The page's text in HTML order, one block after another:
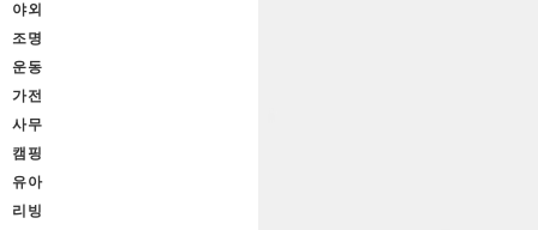
야외
조명
운동
가전
사무
캠핑
유아
리빙